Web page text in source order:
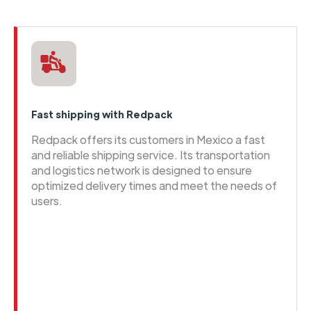
Fast shipping with Redpack
Redpack offers its customers in Mexico a fast
and reliable shipping service. Its transportation
and logistics network is designed to ensure
optimized delivery times and meet the needs of
users.